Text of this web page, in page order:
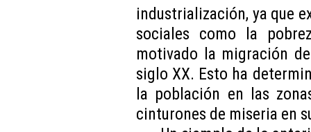
industrialización, ya que
sociales como la
motivado la migración
siglo XX. Esto ha
la población en las
cinturones de miseria en